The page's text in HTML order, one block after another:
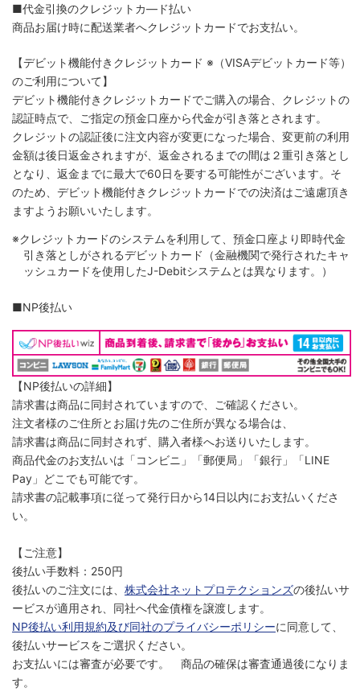
■代金引換のクレジットカ―ド払い
商品お届け時に配送業者へクレジットカードでお支払い。
【デビット機能付きクレジットカード ※（VISAデビットカード等）
のご利用について】
デビット機能付きクレジットカードでご購入の場合、クレジットの
認証時点で、ご指定の預金口座から代金が引き落とされます。
クレジットの認証後に注文内容が変更になった場合、変更前の利用
金額は後日返金されますが、返金されるまでの間は２重引き落とし
となり、返金までに最大で60日を要する可能性がございます。そ
のため、デビット機能付きクレジットカードでの決済はご遠慮頂き
ますようお願いいたします。
※クレジットカードのシステムを利用して、預金口座より即時代金
引き落としがされるデビットカード（金融機関で発行されたキャ
ッシュカードを使用したJ-Debitシステムとは異なります。）
■NP後払い
【NP後払いの詳細】
請求書は商品に同封されていますので、ご確認ください。
注文者様のご住所とお届け先のご住所が異なる場合は、
請求書は商品に同封されず、購入者様へお送りいたします。
商品代金のお支払いは「コンビニ」「郵便局」「銀行」「LINE
Pay」どこでも可能です。
請求書の記載事項に従って発行日から14日以内にお支払いくださ
い。
【ご注意】
後払い手数料：250円
後払いのご注文には、 株式会社ネットプロテクションズの後払いサ
ービスが適用され、同社へ代金債権を譲渡します。
NP後払い利用規約及び同社のプライバシーポリシーに同意して、
後払いサービスをご選択ください。
お支払いには審査が必要です。 商品の確保は審査通過後になりま
す。